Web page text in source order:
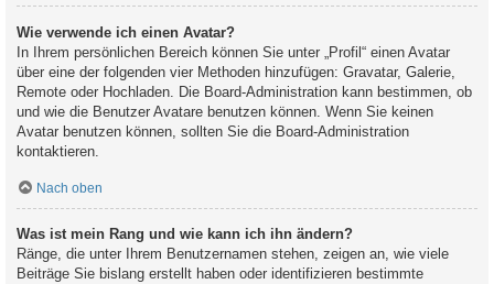
Wie verwende ich einen Avatar?
In Ihrem persönlichen Bereich können Sie unter „Profil“ einen Avatar
über eine der folgenden vier Methoden hinzufügen: Gravatar, Galerie,
Remote oder Hochladen. Die Board-Administration kann bestimmen, ob
und wie die Benutzer Avatare benutzen können. Wenn Sie keinen
Avatar benutzen können, sollten Sie die Board-Administration
kontaktieren.
Nach oben
Was ist mein Rang und wie kann ich ihn ändern?
Ränge, die unter Ihrem Benutzernamen stehen, zeigen an, wie viele
Beiträge Sie bislang erstellt haben oder identifizieren bestimmte